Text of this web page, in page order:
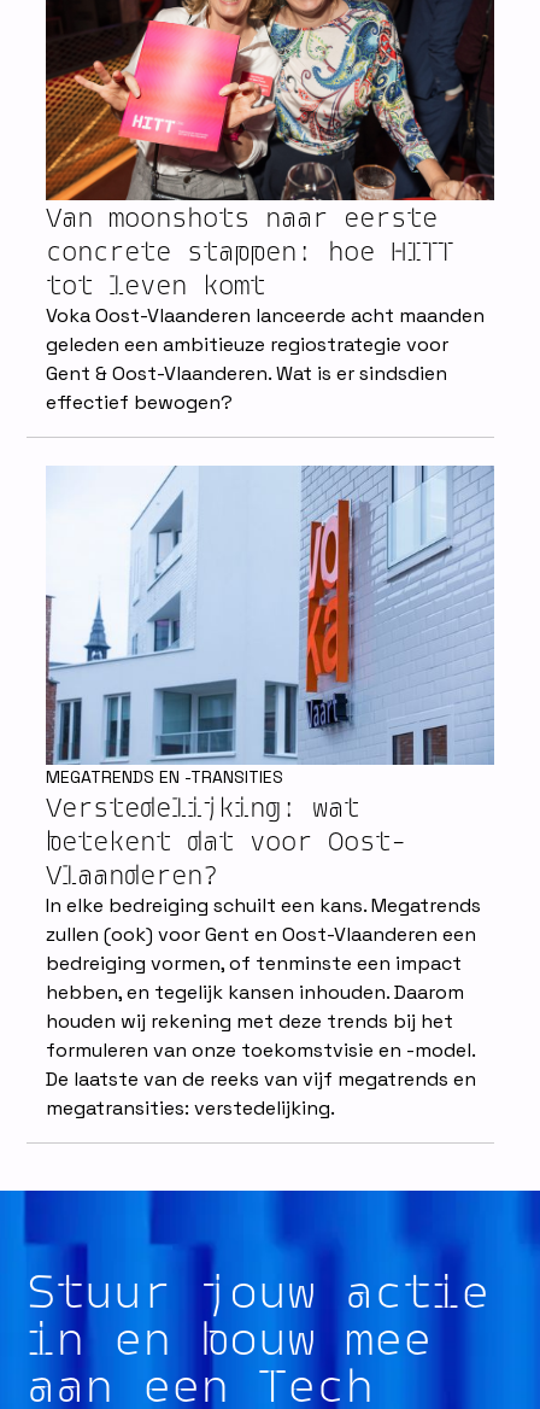
Van moonshots naar eerste
concrete stappen: hoe HITT
tot leven komt
Voka Oost-Vlaanderen lanceerde acht maanden
geleden een ambitieuze regiostrategie voor
Gent & Oost-Vlaanderen. Wat is er sindsdien
effectief bewogen?
MEGATRENDS EN -TRANSITIES
Verstedelijking: wat
betekent dat voor Oost-
Vlaanderen?
In elke bedreiging schuilt een kans. Megatrends
zullen (ook) voor Gent en Oost-Vlaanderen een
bedreiging vormen, of tenminste een impact
hebben, en tegelijk kansen inhouden. Daarom
houden wij rekening met deze trends bij het
formuleren van onze toekomstvisie en -model.
De laatste van de reeks van vijf megatrends en
megatransities: verstedelijking.
Stuur jouw actie
in en bouw mee
aan een Tech